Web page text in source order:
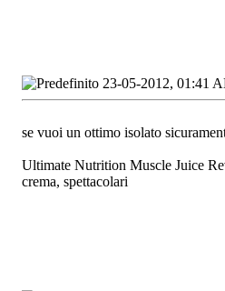
23-05-2012, 01:41
se vuoi un ottimo isolato
Ultimate Nutrition Muscle Juice
crema, spettacolari